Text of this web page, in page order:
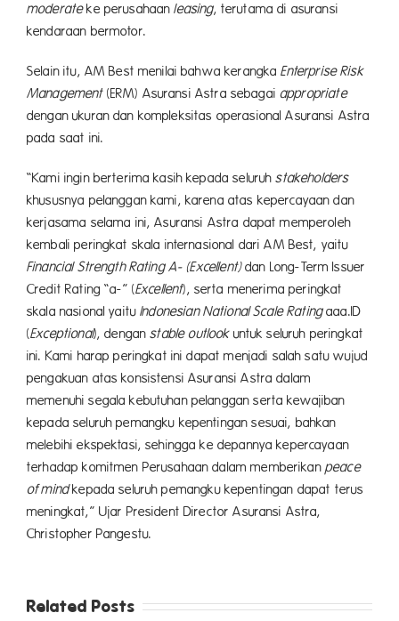
moderateke perusahaanleasing, terutama di asuransi
kendaraan bermotor.
Selain itu, AM Best menilai bahwa kerangkaEnterprise Risk
Management(ERM) Asuransi Astra sebagaiappropriate
dengan ukuran dan kompleksitas operasional Asuransi Astra
pada saat ini.
“Kami ingin berterima kasih kepada seluruhstakeholders
khususnya pelanggan kami, karena atas kepercayaan dan
kerjasama selama ini, Asuransi Astra dapat memperoleh
kembali peringkat skala internasional dari AM Best, yaitu
Financial Strength Rating A- (Excellent)dan Long-Term Issuer
Credit Rating “a-” (Excellent), serta menerima peringkat
skala nasional yaituIndonesian National Scale Ratingaaa.ID
(Exceptional), denganstable outlook untuk seluruh peringkat
ini. Kami harap peringkat ini dapat menjadi salah satu wujud
pengakuan atas konsistensi Asuransi Astra dalam
memenuhi segala kebutuhan pelanggan serta kewajiban
kepada seluruh pemangku kepentingan sesuai, bahkan
melebihi ekspektasi, sehingga ke depannya kepercayaan
terhadap komitmen Perusahaan dalam memberikan peace
of mindkepada seluruh pemangku kepentingan dapat terus
meningkat,” Ujar President Director Asuransi Astra,
Christopher Pangestu.
Related Posts